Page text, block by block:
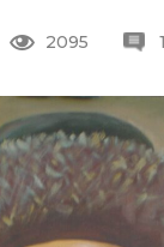
2095 1